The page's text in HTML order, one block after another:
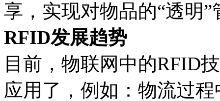
享，实现对物品的“透明”
RFID发展趋势
目前，物联网中的RFID
应用了，例如：物流过